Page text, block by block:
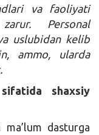
va faoliyati
Personal
uslubidan kelib
ammo, ularda
shaxsiy
dasturga